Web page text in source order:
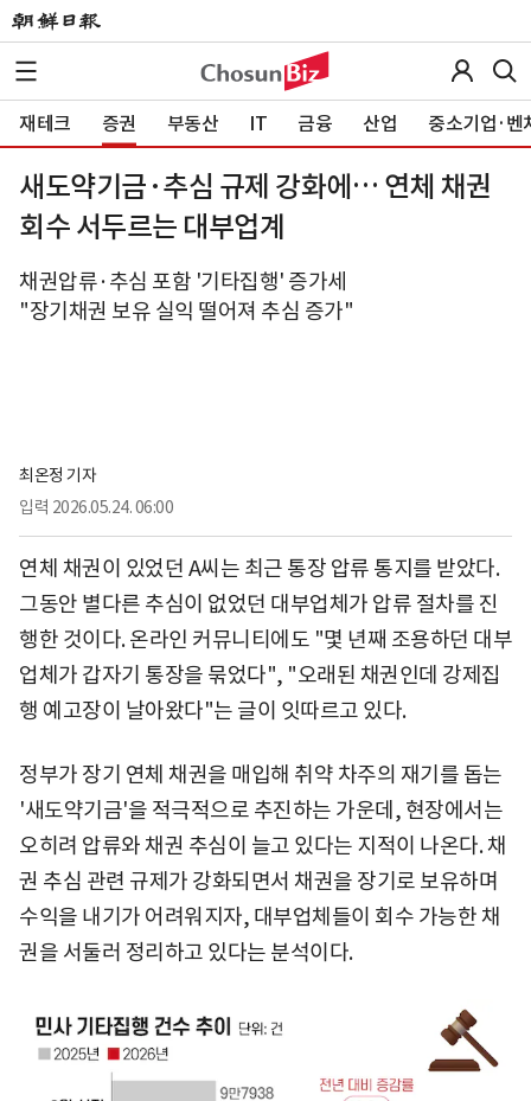
재테크 증권 부동산 IT 금융 산업 중소기업·벤
새도약기금·추심 규제 강화에… 연체 채권
회수 서두르는 대부업계
채권압류·추심 포함 '기타집행' 증가세
"장기채권 보유 실익 떨어져 추심 증가"
최온정 기자
입력 2026.05.24. 06:00
연체 채권이 있었던 A씨는 최근 통장 압류 통지를 받았다.
그동안 별다른 추심이 없었던 대부업체가 압류 절차를 진
행한 것이다. 온라인 커뮤니티에도 "몇 년째 조용하던 대부
업체가 갑자기 통장을 묶었다", "오래된 채권인데 강제집
행 예고장이 날아왔다"는 글이 잇따르고 있다.
정부가 장기 연체 채권을 매입해 취약 차주의 재기를 돕는
'새도약기금'을 적극적으로 추진하는 가운데, 현장에서는
오히려 압류와 채권 추심이 늘고 있다는 지적이 나온다. 채
권 추심 관련 규제가 강화되면서 채권을 장기로 보유하며
수익을 내기가 어려워지자, 대부업체들이 회수 가능한 채
권을 서둘러 정리하고 있다는 분석이다.